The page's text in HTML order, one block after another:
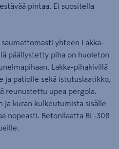
pintaa. Ei suositella
yhteen Lakka-
päällystetty piha on huoleton
Lakka-pihakivillä
ja patiolle sekä istutuslaatikko,
reunustettu upea pergola.
ja kuran kulkeutumista sisälle
nopeasti. Betonilaatta BL-308